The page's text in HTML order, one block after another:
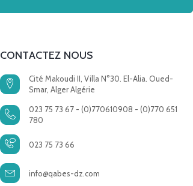
CONTACTEZ NOUS
Cité Makoudi II, Villa N°30. El-Alia. Oued-
Smar, Alger Algérie
023 75 73 67 - (0)770610908 - (0)770 651
780
023 75 73 66
info@qabes-dz.com